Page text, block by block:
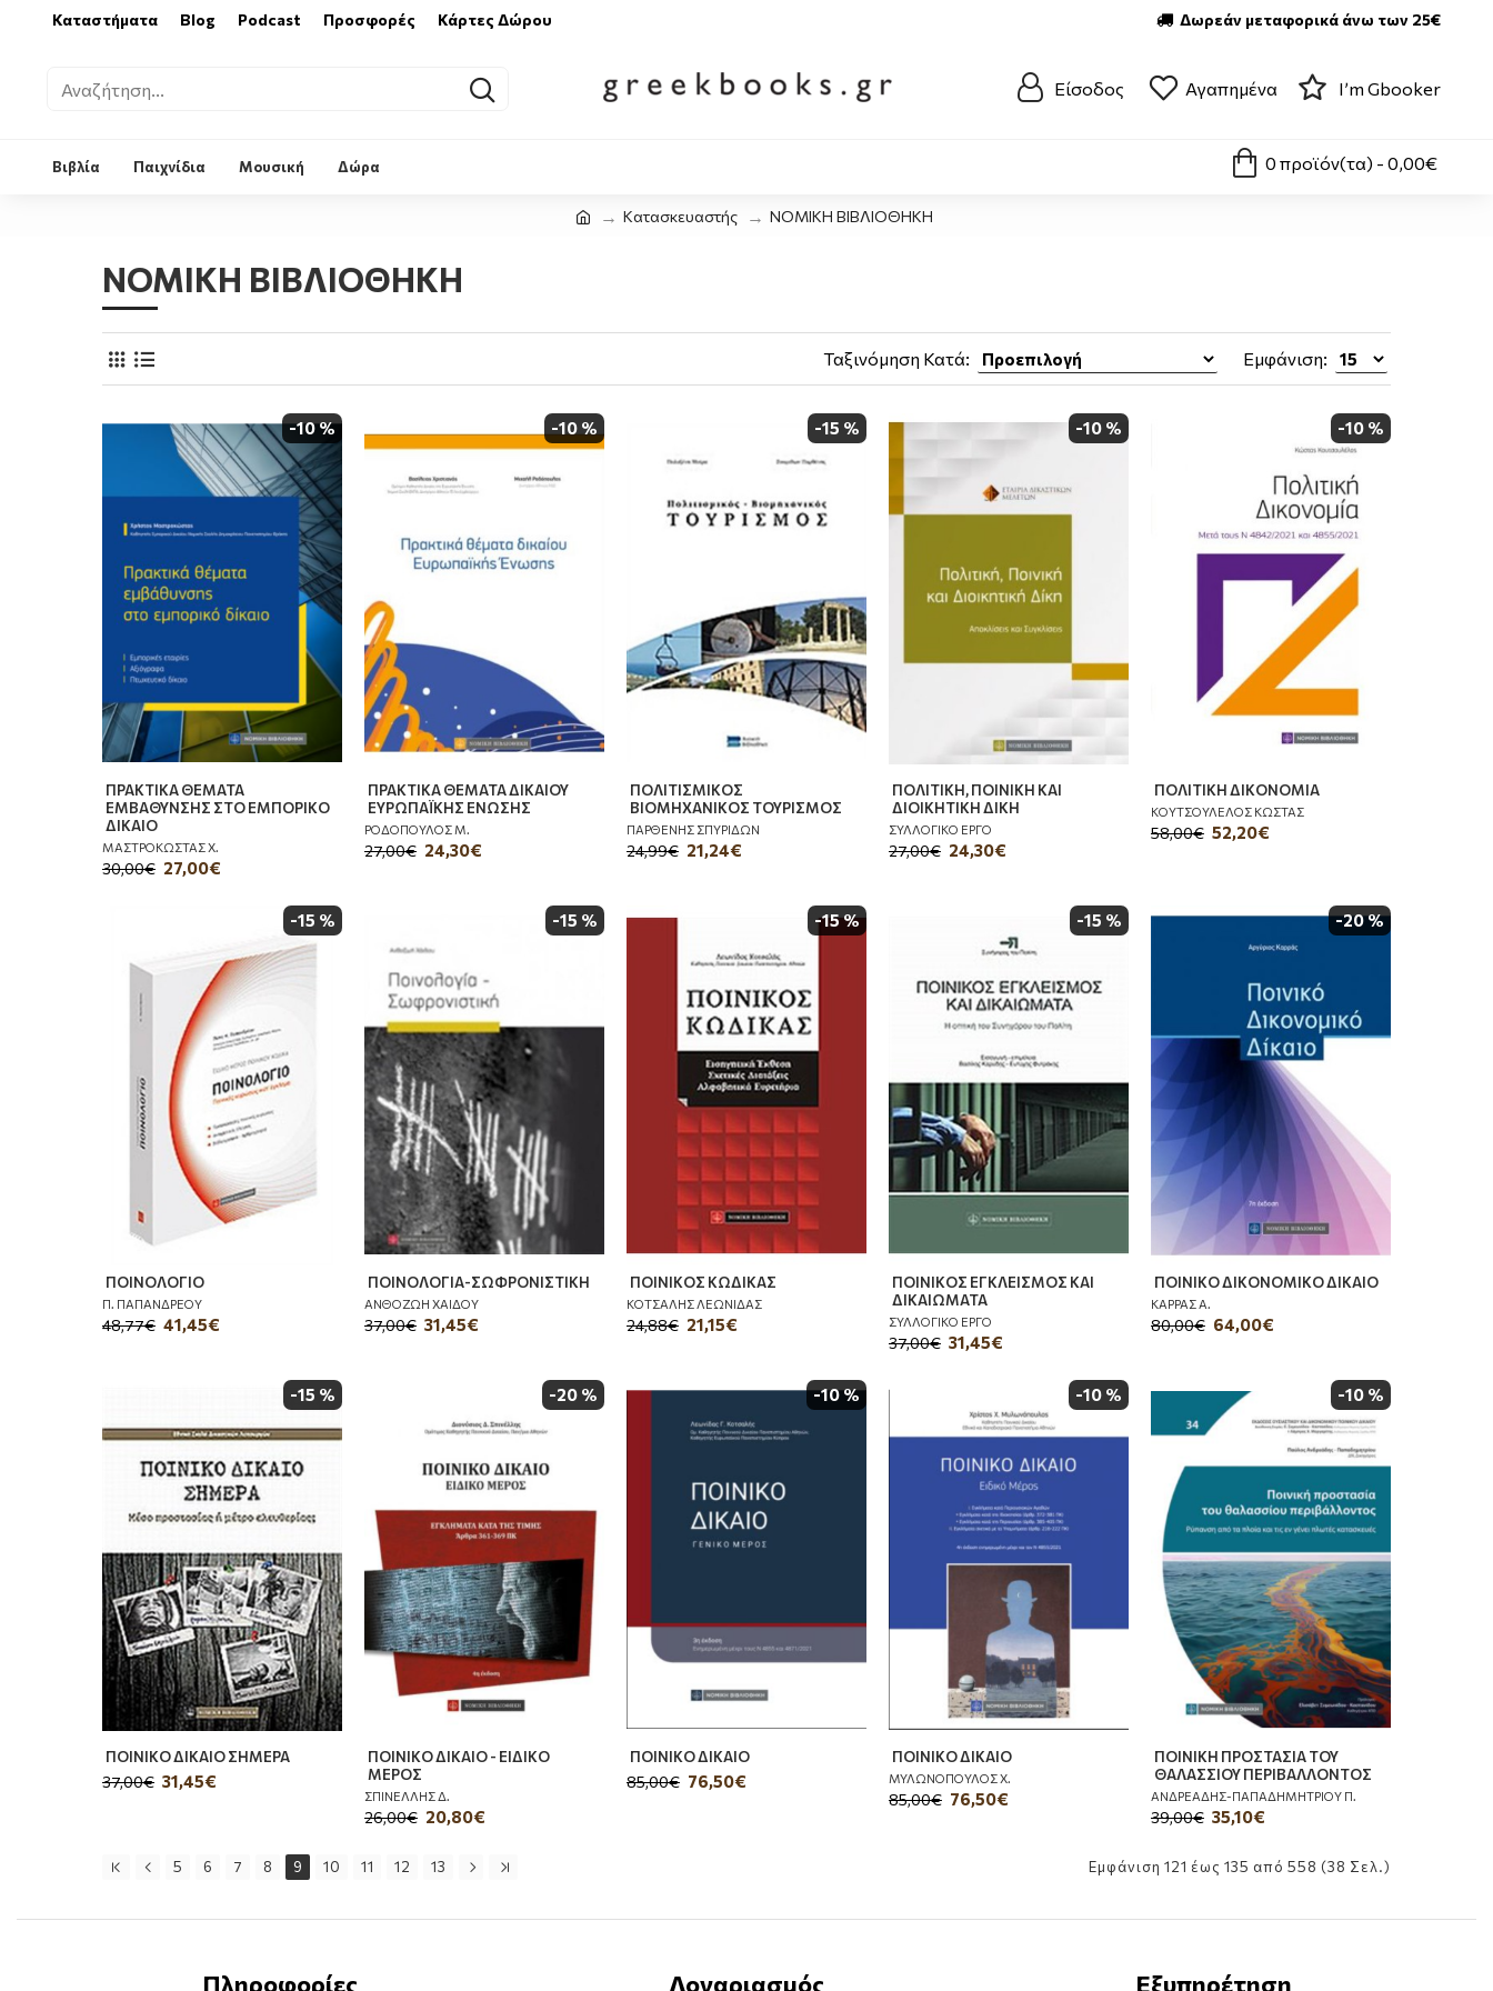
Καταστήματα Blog Podcast Προσφορές Κάρτες Δώρου Δωρεάν μεταφορικά άνω των 25€
Είσοδος Αγαπημένα I’m Gbooker
Βιβλία Παιχνίδια Μουσική Δώρα 0 προϊόν(τα) - 0,00€
Κατασκευαστής ΝΟΜΙΚΗ ΒΙΒΛΙΟΘΗΚΗ
ΝΟΜΙΚΗ ΒΙΒΛΙΟΘΗΚΗ
Ταξινόμηση Κατά: Εμφάνιση:
-10 %
ΠΡΑΚΤΙΚΑ ΘΕΜΑΤΑ
ΕΜΒΑΘΥΝΣΗΣ ΣΤΟ ΕΜΠΟΡΙΚΟ
ΔΙΚΑΙΟ
ΜΑΣΤΡΟΚΩΣΤΑΣ Χ.
27,00€
30,00€
-10 %
ΠΡΑΚΤΙΚΑ ΘΕΜΑΤΑ ΔΙΚΑΙΟΥ
ΕΥΡΩΠΑΪΚΗΣ ΕΝΩΣΗΣ
ΡΟΔΟΠΟΥΛΟΣ Μ.
24,30€
27,00€
-15 %
ΠΟΛΙΤΙΣΜΙΚΟΣ
ΒΙΟΜΗΧΑΝΙΚΟΣ ΤΟΥΡΙΣΜΟΣ
ΠΑΡΘΕΝΗΣ ΣΠΥΡΙΔΩΝ
21,24€
24,99€
-10 %
ΠΟΛΙΤΙΚΗ, ΠΟΙΝΙΚΗ ΚΑΙ
ΔΙΟΙΚΗΤΙΚΗ ΔΙΚΗ
ΣΥΛΛΟΓΙΚΟ ΕΡΓΟ
24,30€
27,00€
-10 %
ΠΟΛΙΤΙΚΗ ΔΙΚΟΝΟΜΙΑ
ΚΟΥΤΣΟΥΛΕΛΟΣ ΚΩΣΤΑΣ
52,20€
58,00€
-15 %
ΠΟΙΝΟΛΟΓΙΟ
Π. ΠΑΠΑΝΔΡΕΟΥ
41,45€
48,77€
-15 %
ΠΟΙΝΟΛΟΓΙΑ-ΣΩΦΡΟΝΙΣΤΙΚΗ
ΑΝΘΟΖΩΗ ΧΑΙΔΟΥ
31,45€
37,00€
-15 %
ΠΟΙΝΙΚΟΣ ΚΩΔΙΚΑΣ
ΚΟΤΣΑΛΗΣ ΛΕΩΝΙΔΑΣ
21,15€
24,88€
-15 %
ΠΟΙΝΙΚΟΣ ΕΓΚΛΕΙΣΜΟΣ ΚΑΙ
ΔΙΚΑΙΩΜΑΤΑ
ΣΥΛΛΟΓΙΚΟ ΕΡΓΟ
31,45€
37,00€
-20 %
ΠΟΙΝΙΚΟ ΔΙΚΟΝΟΜΙΚΟ ΔΙΚΑΙΟ
ΚΑΡΡΑΣ Α.
64,00€
80,00€
-15 %
ΠΟΙΝΙΚΟ ΔΙΚΑΙΟ ΣΗΜΕΡΑ
31,45€
37,00€
-20 %
ΠΟΙΝΙΚΟ ΔΙΚΑΙΟ - ΕΙΔΙΚΟ
ΜΕΡΟΣ
ΣΠΙΝΕΛΛΗΣ Δ.
20,80€
26,00€
-10 %
ΠΟΙΝΙΚΟ ΔΙΚΑΙΟ
76,50€
85,00€
-10 %
ΠΟΙΝΙΚΟ ΔΙΚΑΙΟ
ΜΥΛΩΝΟΠΟΥΛΟΣ Χ.
76,50€
85,00€
-10 %
ΠΟΙΝΙΚΗ ΠΡΟΣΤΑΣΙΑ ΤΟΥ
ΘΑΛΑΣΣΙΟΥ ΠΕΡΙΒΑΛΛΟΝΤΟΣ
ΑΝΔΡΕΑΔΗΣ-ΠΑΠΑΔΗΜΗΤΡΙΟΥ Π.
35,10€
39,00€
5 6 7 8 9 10 11 12 13 Εμφάνιση 121 έως 135 από 558 (38 Σελ.)
Πληροφορίες Λογαριασμός Εξυπηρέτηση